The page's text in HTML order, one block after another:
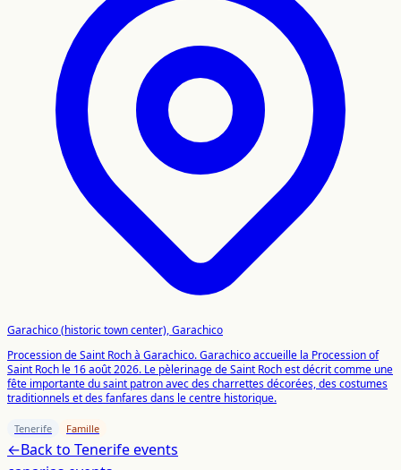
Garachico (historic town center), Garachico
Procession de Saint Roch à Garachico. Garachico accueille la Procession of
Saint Roch le 16 août 2026. Le pèlerinage de Saint Roch est décrit comme une
fête importante du saint patron avec des charrettes décorées, des costumes
traditionnels et des fanfares dans le centre historique.
Tenerife Famille
←Back to Tenerifeevents